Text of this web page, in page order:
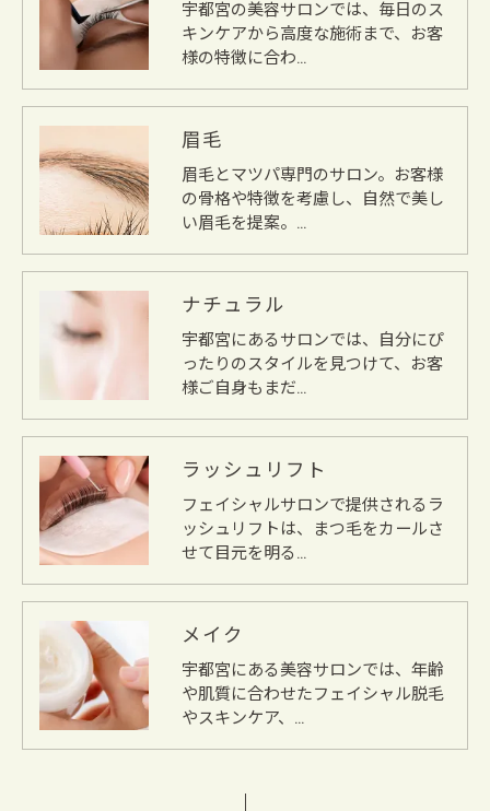
宇都宮の美容サロンでは、毎日のス
キンケアから高度な施術まで、お客
様の特徴に合わ…
眉毛
眉毛とマツパ専門のサロン。お客様
の骨格や特徴を考慮し、自然で美し
い眉毛を提案。…
ナチュラル
宇都宮にあるサロンでは、自分にぴ
ったりのスタイルを見つけて、お客
様ご自身もまだ…
ラッシュリフト
フェイシャルサロンで提供されるラ
ッシュリフトは、まつ毛をカールさ
せて目元を明る…
メイク
宇都宮にある美容サロンでは、年齢
や肌質に合わせたフェイシャル脱毛
やスキンケア、…